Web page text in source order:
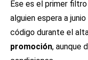
Ese es el primer
alguien espera a
código durante el
promoción, aunque